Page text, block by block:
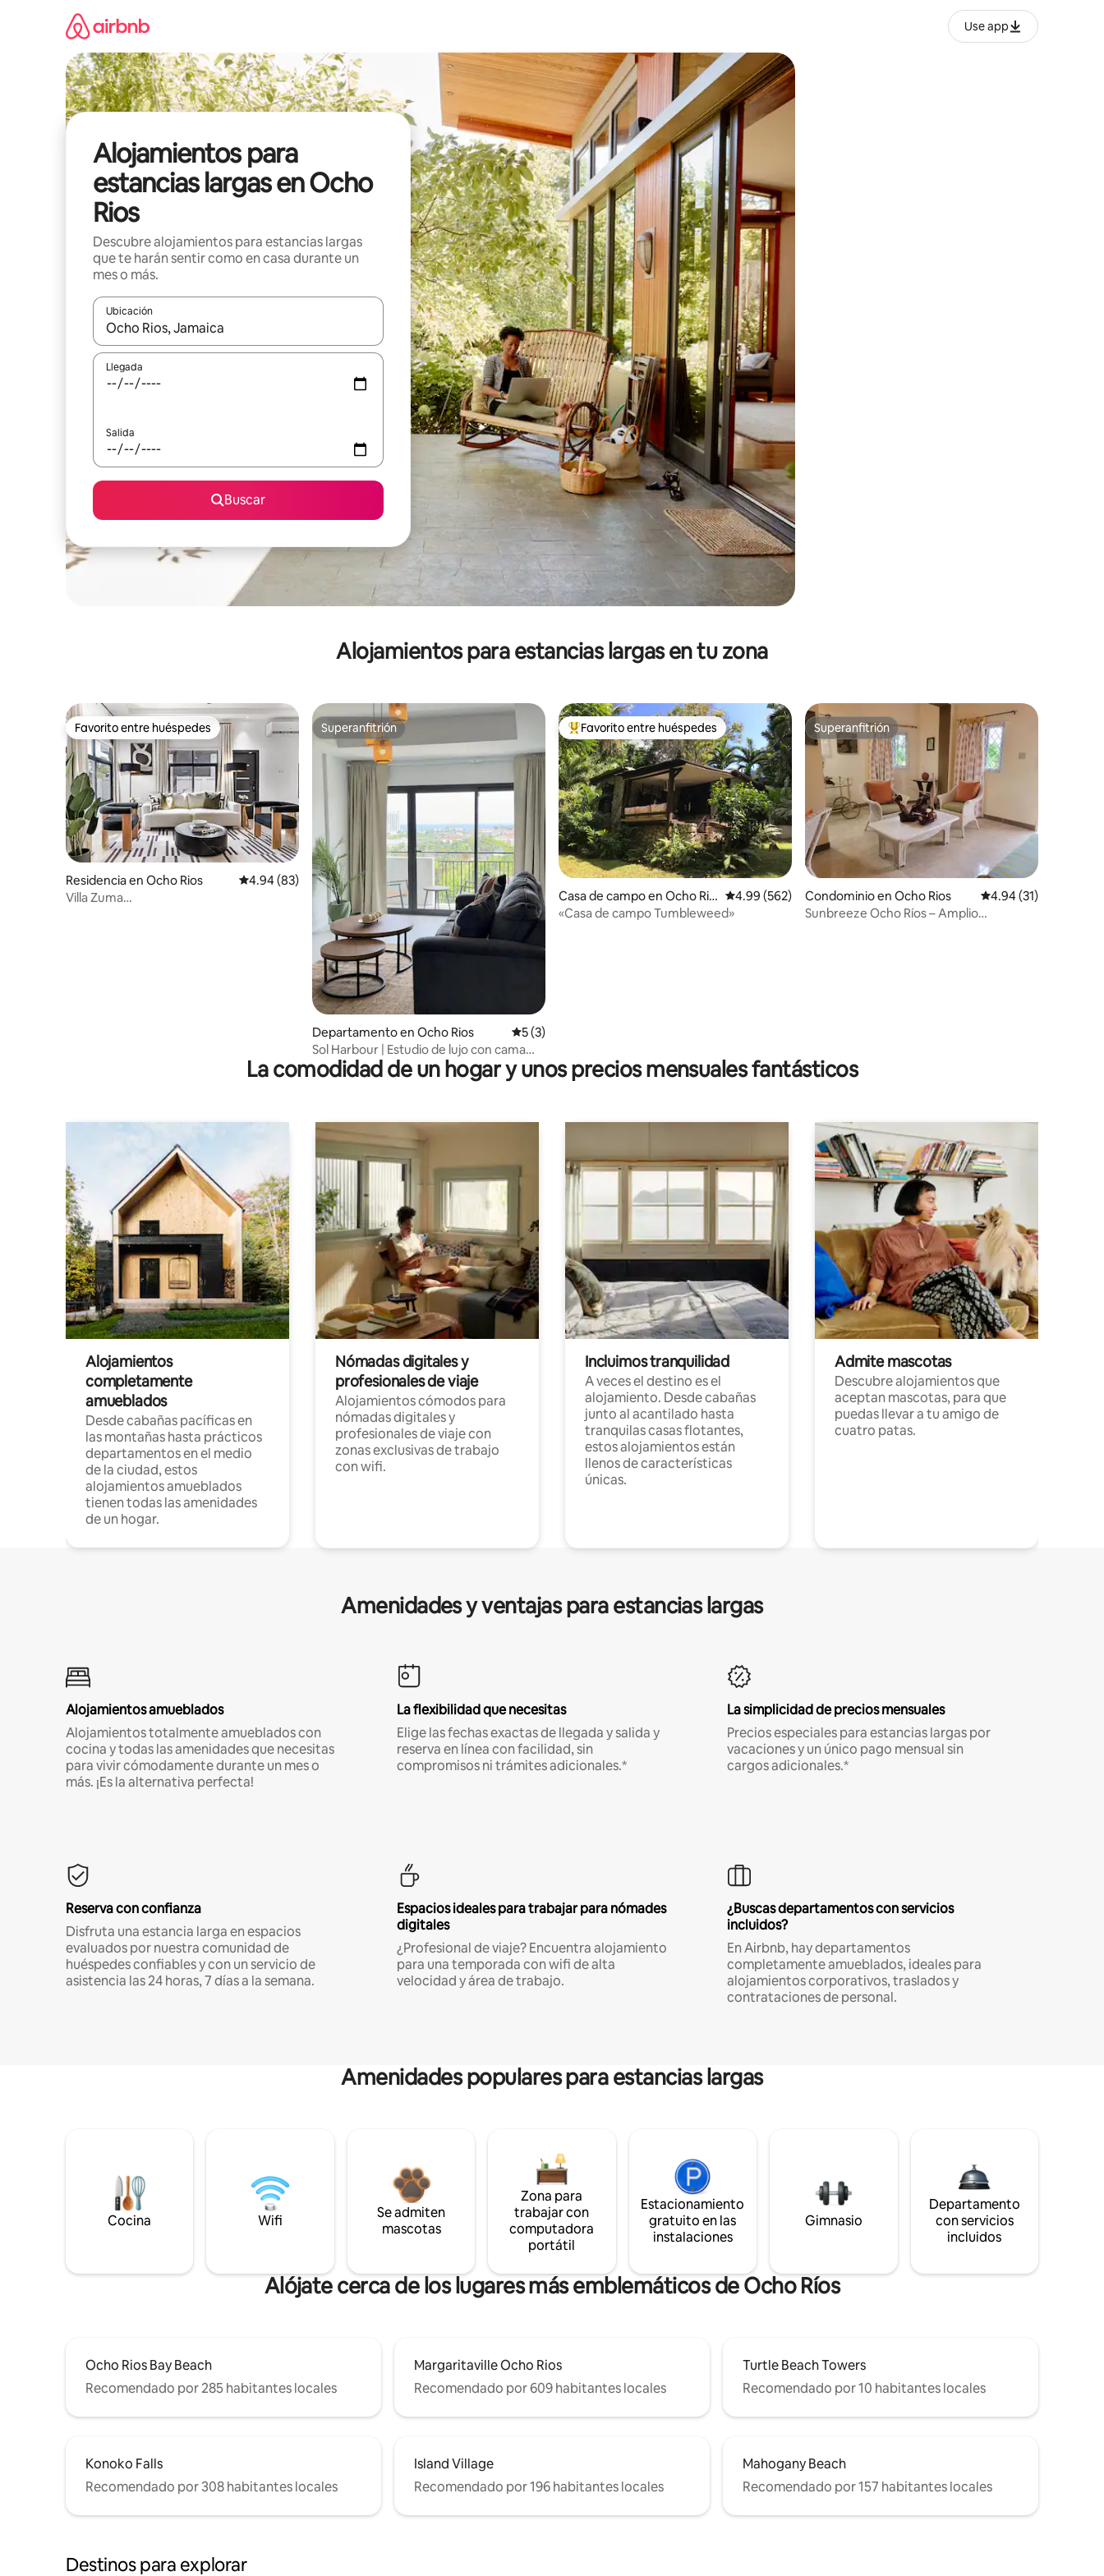
Use app
Alojamientos para
estancias largas en Ocho
Rios
Descubre alojamientos para estancias largas
que te harán sentir como en casa durante un
mes o más.
Ubicación
Cuando los resultados estén disponibles, podrás navegar usando las teclas de las flechas hacia arriba y hacia abajo, o bien tocando y deslizando la pantalla.
Llegada
Salida
Buscar
Alojamientos para estancias largas en tu zona
Favorito entre huéspedes
Favorito entre huéspedes
Residencia en Ocho Rios Calificación promedio: 4.94 de 5; 83 evaluaciones
4.94 (83)
Villa Zuma
Superanfitrión
Superanfitrión
Departamento en Ocho Rios Calificación promedio: 5 de 5; 3 evaluaciones
5 (3)
Sol Harbour | Estudio de lujo con cama
tamaño king, vista al mar y alberca
De los mejores en Favorito entre huéspedes
Favorito entre huéspedes
Casa de campo en Ocho Rio
s
Calificación promedio: 4.99 de 5; 562 evaluaciones
4.99 (562)
«Casa de campo Tumbleweed»
Superanfitrión
Superanfitrión
Condominio en Ocho Rios Calificación
4.94 (31)
Sunbreeze Ocho Ríos – Amplio
La comodidad de un hogar y unos precios mensuales fantásticos
Alojamientos
completamente
amueblados
Desde cabañas pacíficas en
las montañas hasta prácticos
departamentos en el medio
de la ciudad, estos
alojamientos amueblados
tienen todas las amenidades
de un hogar.
Nómadas digitales y
profesionales de viaje
Alojamientos cómodos para
nómadas digitales y
profesionales de viaje con
zonas exclusivas de trabajo
con wifi.
Incluimos tranquilidad
A veces el destino es el
alojamiento. Desde cabañas
junto al acantilado hasta
tranquilas casas flotantes,
estos alojamientos están
llenos de características
únicas.
Admite mascotas
Descubre alojamientos que
aceptan mascotas, para que
puedas llevar a tu amigo de
cuatro patas.
Amenidades y ventajas para estancias largas
Alojamientos amueblados
Alojamientos totalmente amueblados con
cocina y todas las amenidades que necesitas
para vivir cómodamente durante un mes o
más. ¡Es la alternativa perfecta!
La flexibilidad que necesitas
Elige las fechas exactas de llegada y salida y
reserva en línea con facilidad, sin
compromisos ni trámites adicionales.*
La simplicidad de precios mensuales
Precios especiales para estancias largas por
vacaciones y un único pago mensual sin
cargos adicionales.*
Reserva con confianza
Disfruta una estancia larga en espacios
evaluados por nuestra comunidad de
huéspedes confiables y con un servicio de
asistencia las 24 horas, 7 días a la semana.
Espacios ideales para trabajar para nómades
digitales
¿Profesional de viaje? Encuentra alojamiento
para una temporada con wifi de alta
velocidad y área de trabajo.
¿Buscas departamentos con servicios
incluidos?
En Airbnb, hay departamentos
completamente amueblados, ideales para
alojamientos corporativos, traslados y
contrataciones de personal.
Amenidades populares para estancias largas
Cocina Wifi
Se admiten
mascotas
Zona para
trabajar con
computadora
portátil
Estacionamiento
gratuito en las
instalaciones
Gimnasio
Departamento
con servicios
incluidos
Alójate cerca de los lugares más emblemáticos de Ocho Ríos
Ocho Rios Bay Beach
Recomendado por 285 habitantes locales
Margaritaville Ocho Rios
Recomendado por 609 habitantes locales
Turtle Beach Towers
Recomendado por 10 habitantes locales
Konoko Falls
Recomendado por 308 habitantes locales
Island Village
Recomendado por 196 habitantes locales
Mahogany Beach
Recomendado por 157 habitantes locales
Destinos para explorar